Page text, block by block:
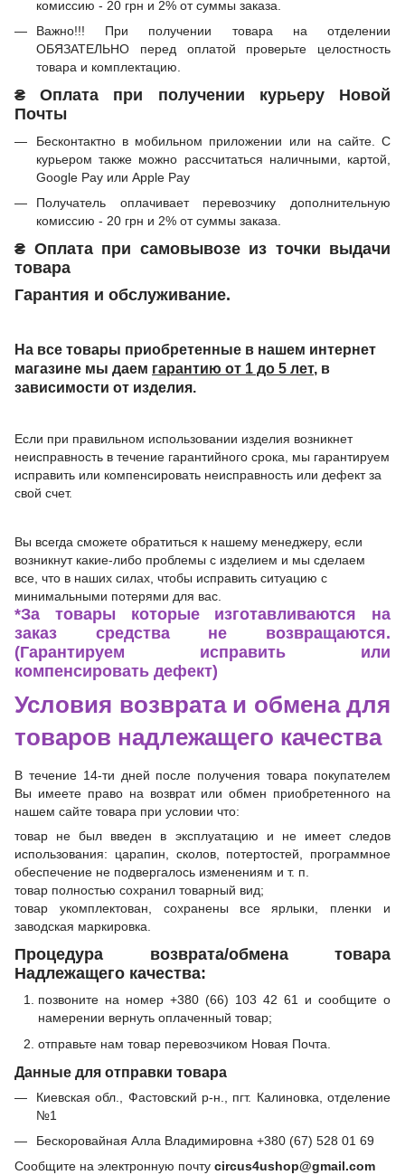
комиссию - 20 грн и 2% от суммы заказа.
Важно!!! При получении товара на отделении
ОБЯЗАТЕЛЬНО перед оплатой проверьте целостность
товара и комплектацию.
₴ Оплата при получении курьеру Новой
Почты
Бесконтактно в мобильном приложении или на сайте. С
курьером также можно рассчитаться наличными, картой,
Google Pay или Apple Pay
Получатель оплачивает перевозчику дополнительную
комиссию - 20 грн и 2% от суммы заказа.
₴ Оплата при самовывозе из точки выдачи
товара
Гарантия и обслуживание.
На все товары приобретенные в нашем интернет
магазине мы даем гарантию от 1 до 5 лет, в
зависимости от изделия.
Если при правильном использовании изделия возникнет
неисправность в течение гарантийного срока, мы гарантируем
исправить или компенсировать неисправность или дефект за
свой счет.
Вы всегда сможете обратиться к нашему менеджеру, если
возникнут какие-либо проблемы с изделием и мы сделаем
все, что в наших силах, чтобы исправить ситуацию с
минимальными потерями для вас.
*За товары которые изготавливаются на
заказ средства не возвращаются.
(Гарантируем исправить или
компенсировать дефект)
Условия возврата и обмена для
товаров надлежащего качества
В течение 14-ти дней после получения товара покупателем
Вы имеете право на возврат или обмен приобретенного на
нашем сайте товара при условии что:
товар не был введен в эксплуатацию и не имеет следов
использования: царапин, сколов, потертостей, программное
обеспечение не подвергалось изменениям и т. п.
товар полностью сохранил товарный вид;
товар укомплектован, сохранены все ярлыки, пленки и
заводская маркировка.
Процедура возврата/обмена товара
Надлежащего качества:
позвоните на номер +380 (66) 103 42 61 и сообщите о
намерении вернуть оплаченный товар;
отправьте нам товар перевозчиком Новая Почта.
Данные для отправки товара
Киевская обл., Фастовский р-н., пгт. Калиновка, отделение
№1
Бескоровайная Алла Владимировна +380 (67) 528 01 69
Сообщите на электронную почту circus4ushop@gmail.com